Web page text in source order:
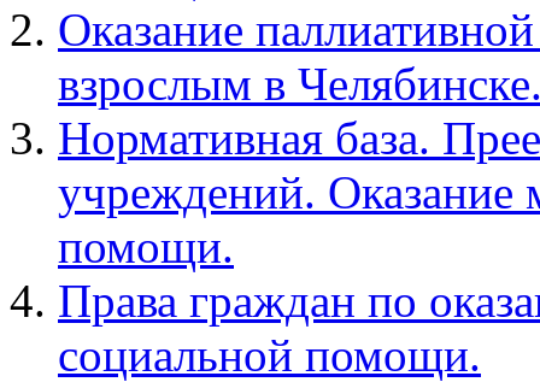
Оказание
взрослым в
Нормативная база.
учреждений. Оказание
помощи.
Права граждан по
социальной помощи.